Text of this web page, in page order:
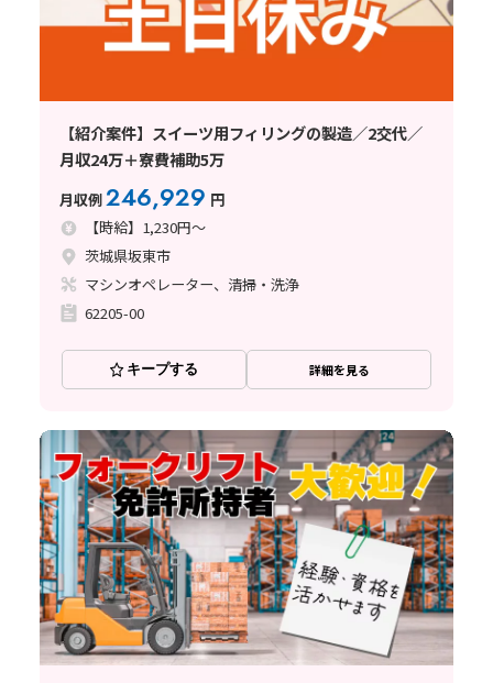
【紹介案件】スイーツ用フィリングの製造／2交代／
月収24万＋寮費補助5万
月収例246,929 円
【時給】1,230円～
茨城県坂東市
マシンオペレーター、清掃・洗浄
62205-00
キープする 詳細を見る